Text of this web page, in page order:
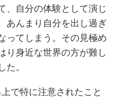
、自分の体験として演じ
あんまり自分を出し過ぎ
ってしまう。その見極め
り身近な世界の方が難し
。
で特に注意されたこと